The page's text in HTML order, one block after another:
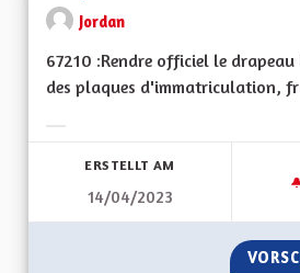
Jordan
67210 :Rendre officiel le
des plaques d'immatriculation,
ERSTELLT AM
14/04/2023